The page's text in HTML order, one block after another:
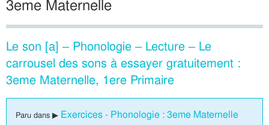
3eme Maternelle
Le son [a] – Phonologie – Lecture – Le
carrousel des sons à essayer gratuitement :
3eme Maternelle, 1ere Primaire
Paru dans ▶ Exercices - Phonologie : 3eme Maternelle